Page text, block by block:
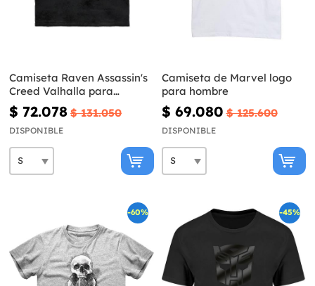
Camiseta Raven Assassin's
Creed Valhalla para
hombre
$ 72.078 $ 131.050
DISPONIBLE
Camiseta de Marvel logo
para hombre
$ 69.080 $ 125.600
DISPONIBLE
-60% -45%